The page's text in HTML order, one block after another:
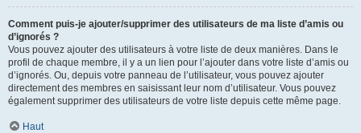
Comment puis-je ajouter/supprimer des utilisateurs de ma liste d’amis ou
d’ignorés ?
Vous pouvez ajouter des utilisateurs à votre liste de deux manières. Dans le
profil de chaque membre, il y a un lien pour l’ajouter dans votre liste d’amis ou
d’ignorés. Ou, depuis votre panneau de l’utilisateur, vous pouvez ajouter
directement des membres en saisissant leur nom d’utilisateur. Vous pouvez
également supprimer des utilisateurs de votre liste depuis cette même page.
Haut